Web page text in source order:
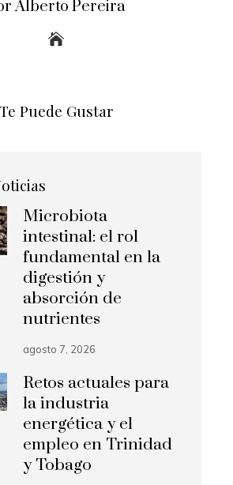
Alberto Pereira
Puede Gustar
Microbiota
intestinal: el rol
fundamental en la
digestión y
absorción de
nutrientes
agosto 7, 2026
Retos actuales para
la industria
energética y el
empleo en Trinidad
y Tobago